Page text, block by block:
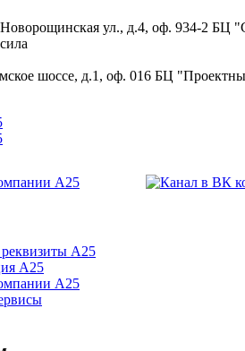
Новорощинская ул., д.4, оф. 934-2 БЦ
шоссе, д.1, оф. 016 БЦ
А25
А25
А25